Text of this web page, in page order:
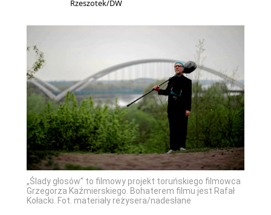
Rzeszotek/DW
„Ślady głosów” to filmowy projekt toruńskiego filmowca
Grzegorza Kaźmierskiego. Bohaterem filmu jest Rafał
Kołacki. Fot. materiały reżysera/nadesłane